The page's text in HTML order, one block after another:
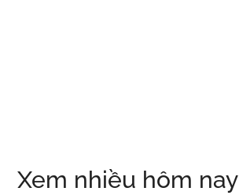
Xem nhiều hôm nay